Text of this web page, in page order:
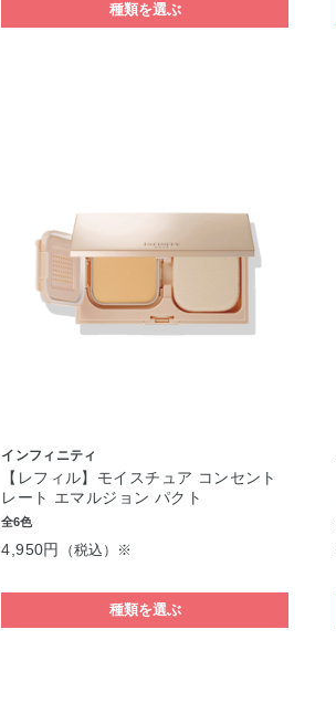
種類を選ぶ
インフィニティ
【レフィル】モイスチュア コンセント
レート エマルジョン パクト
全6色
4,950円 （税込）※
種類を選ぶ